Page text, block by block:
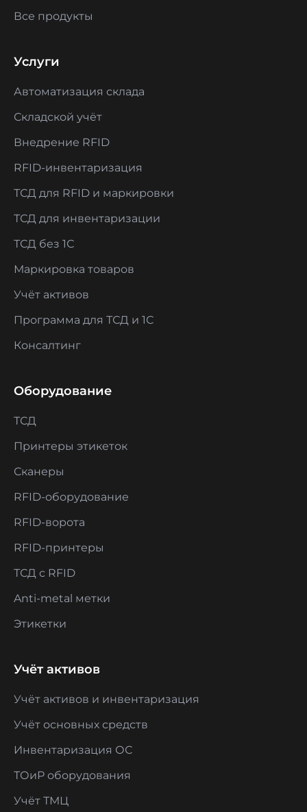
Все продукты
Услуги
Автоматизация склада
Складской учёт
Внедрение RFID
RFID-инвентаризация
ТСД для RFID и маркировки
ТСД для инвентаризации
ТСД без 1С
Маркировка товаров
Учёт активов
Программа для ТСД и 1С
Консалтинг
Оборудование
ТСД
Принтеры этикеток
Сканеры
RFID-оборудование
RFID-ворота
RFID-принтеры
ТСД с RFID
Anti-metal метки
Этикетки
Учёт активов
Учёт активов и инвентаризация
Учёт основных средств
Инвентаризация ОС
ТОиР оборудования
Учёт ТМЦ